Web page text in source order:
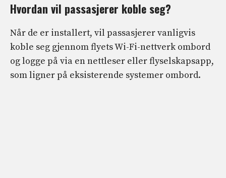
Hvordan vil passasjerer koble seg?
Når de er installert, vil passasjerer vanligvis
koble seg gjennom flyets Wi-Fi-nettverk ombord
og logge på via en nettleser eller flyselskapsapp,
som ligner på eksisterende systemer ombord.